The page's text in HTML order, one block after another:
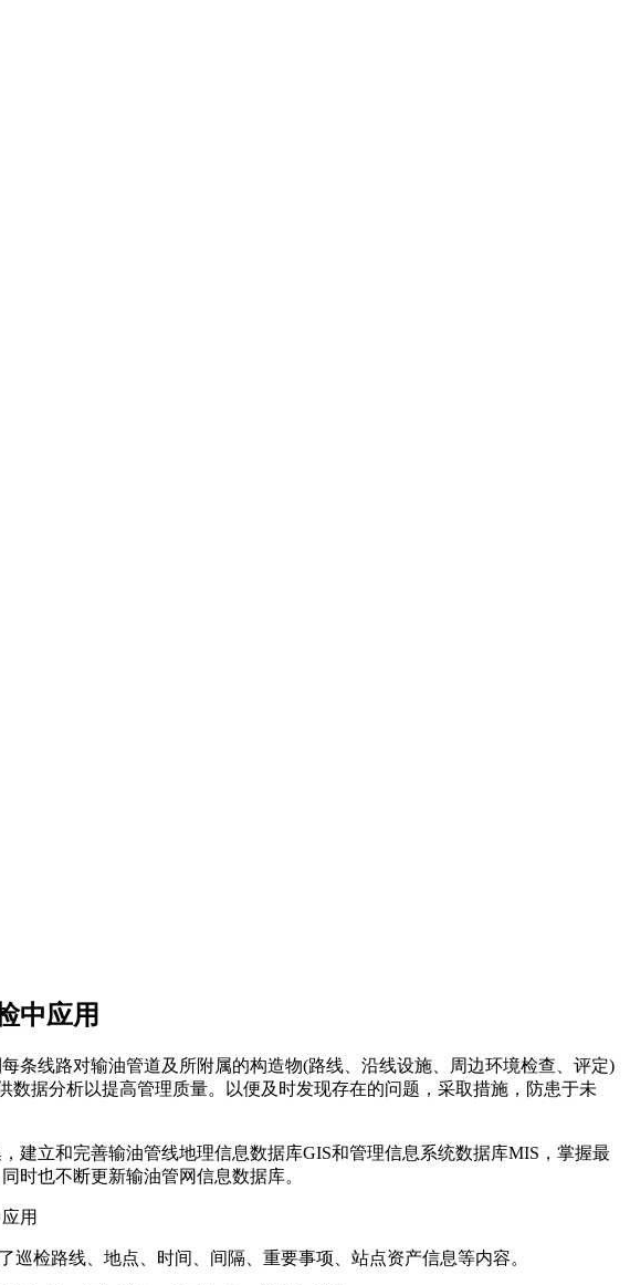
中应用
条线路对输油管道及所附属的构造物(路线、沿线设施、周边环境检查、评定)
据分析以提高管理质量。以便及时发现存在的问题，采取措施，防患于未
建立和完善输油管线地理信息数据库GIS和管理信息系统数据库MIS，掌握最
时也不断更新输油管网信息数据库。
检路线、地点、时间、间隔、重要事项、站点资产信息等内容。